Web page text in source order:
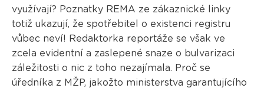
využívají? Poznatky REMA ze zákaznické linky
totiž ukazují, že spotřebitel o existenci registru
vůbec neví! Redaktorka reportáže se však ve
zcela evidentní a zaslepené snaze o bulvarizaci
záležitosti o nic z toho nezajímala. Proč se
úředníka z MŽP, jakožto ministerstva garantujícího